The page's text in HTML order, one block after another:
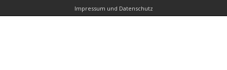
Impressum und Datenschutz